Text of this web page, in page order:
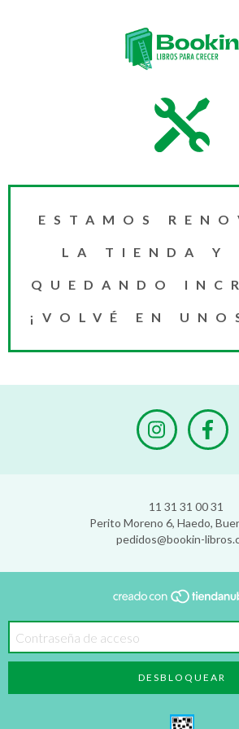
ESTAMOS
LA TIENDA Y
QUEDANDO
¡VOLVÉ EN
11 31 31 00 31
Perito Moreno 6, Haedo,
pedidos@bookin-